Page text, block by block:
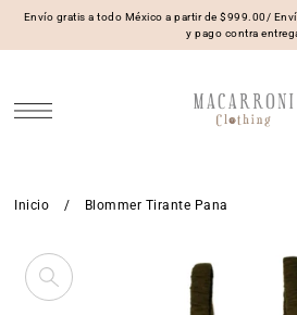
Envío gratis a todo México a partir de $999.00/
y pago contra
Inicio / Blommer Tirante Pana